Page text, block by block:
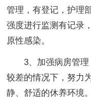
管理，有登记，护理
强度进行监测有记录
原性感染。
3、加强病房管
较差的情况下，努力
静、舒适的休养环境。